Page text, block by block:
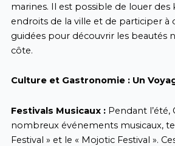
marines. Il est possible de louer des
endroits de la ville et de participer à
guidées pour découvrir les beautés
côte.
Culture et Gastronomie : Un
Festivals Musicaux :Pendant l’été,
nombreux événements musicaux,
Festival » et le « Mojotic Festival ».